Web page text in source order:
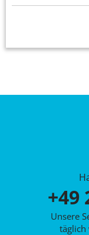
+49
Unsere
täglich